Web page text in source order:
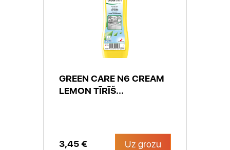
GREEN CARE N6 CREAM
LEMON TĪRĪŠ...
3,45 € Uz grozu